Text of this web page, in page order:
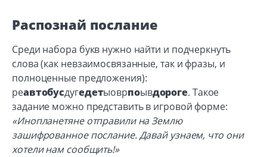
Распознай послание
Среди набора букв нужно найти и подчеркнуть
слова (как невзаимосвязанные, так и фразы, и
полноценные предложения):
реавтобусдугедетыоврпоывдороге. Такое
задание можно представить в игровой форме:
«Инопланетяне отправили на Землю
зашифрованное послание. Давай узнаем, что они
хотели нам сообщить!»